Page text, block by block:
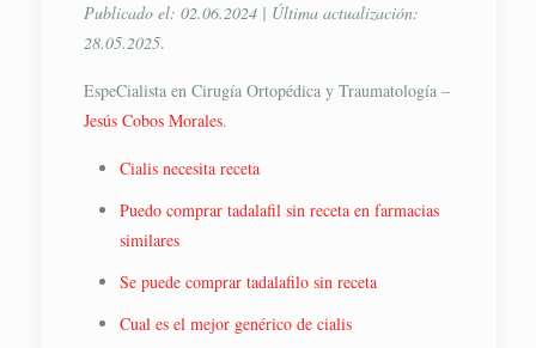
Publicado el: 02.06.2024 | Última actualización:
28.05.2025.
EspeCialista en Cirugía Ortopédica y Traumatología –
Jesús Cobos Morales.
Cialis necesita receta
Puedo comprar tadalafil sin receta en farmacias
similares
Se puede comprar tadalafilo sin receta
Cual es el mejor genérico de cialis